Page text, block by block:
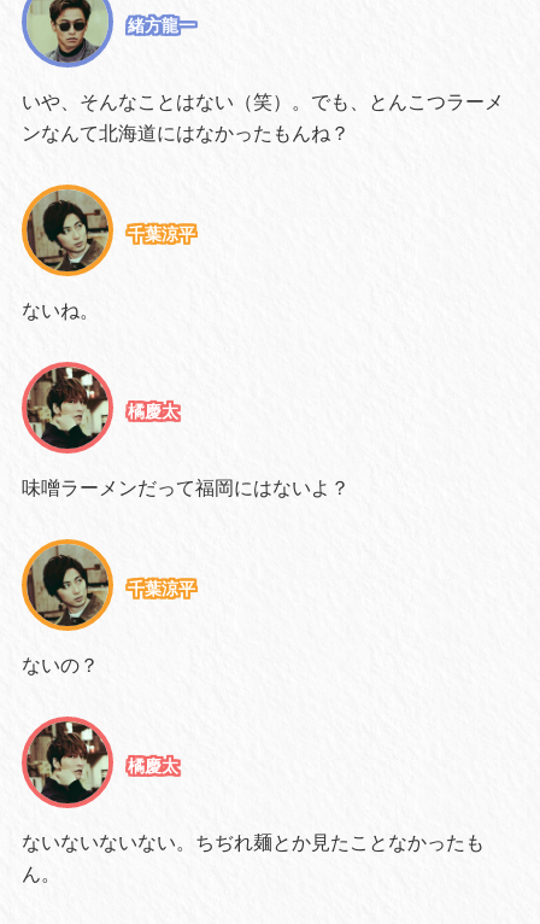
緒方龍一
いや、そんなことはない（笑）。でも、とんこつラーメ
ンなんて北海道にはなかったもんね？
千葉涼平
ないね。
橘慶太
味噌ラーメンだって福岡にはないよ？
千葉涼平
ないの？
橘慶太
ないないないない。ちぢれ麺とか見たことなかったも
ん。